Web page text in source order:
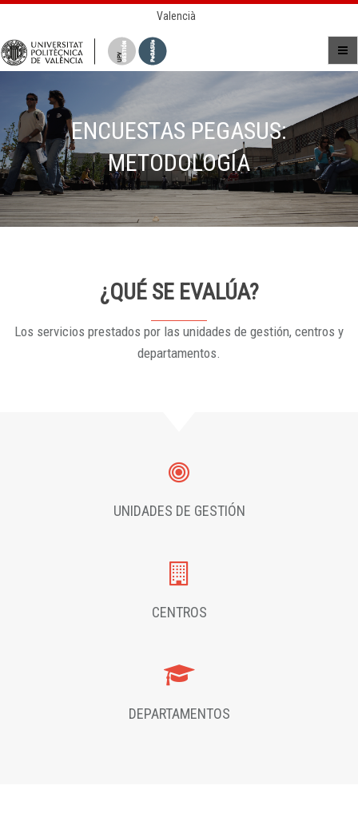
Valencià
ENCUESTAS PEGASUS:
METODOLOGÍA
¿QUÉ SE EVALÚA?
Los servicios prestados por las unidades de gestión, centros y
departamentos.
UNIDADES DE GESTIÓN
CENTROS
DEPARTAMENTOS